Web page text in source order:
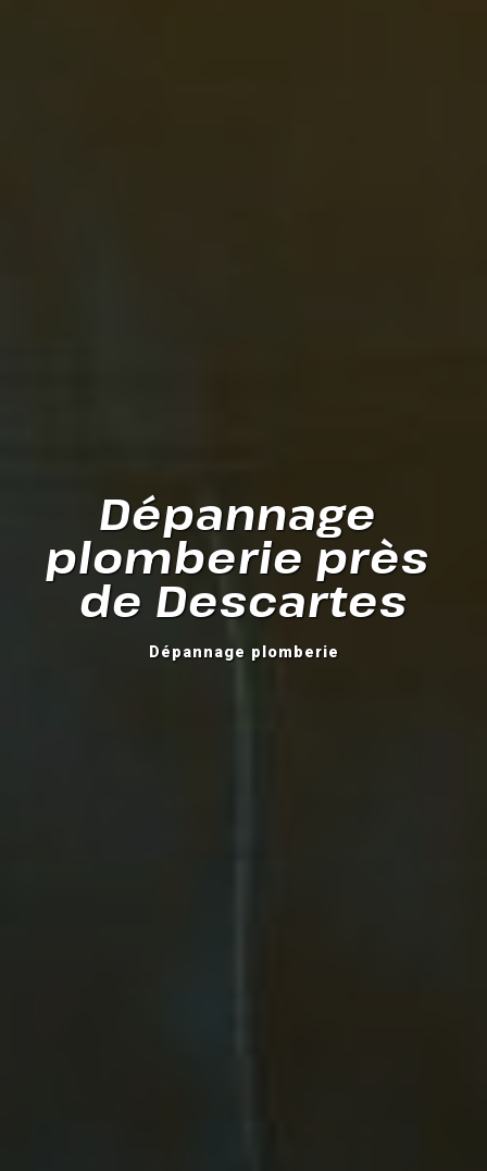
Dépannage
plomberie près
de Descartes
Dépannage plomberie